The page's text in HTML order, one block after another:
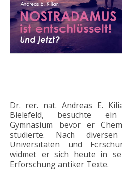
Dr. rer. nat. Andreas E.
Bielefeld, besuchte ein
Gymnasium bevor er
studierte. Nach
Universitäten und
widmet er sich heute in
Erforschung antiker Texte.